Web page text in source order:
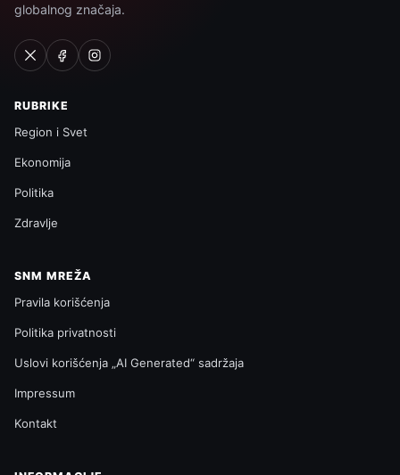
globalnog značaja.
RUBRIKE
Region i Svet
Ekonomija
Politika
Zdravlje
SNM MREŽA
Pravila korišćenja
Politika privatnosti
Uslovi korišćenja „AI Generated“ sadržaja
Impressum
Kontakt